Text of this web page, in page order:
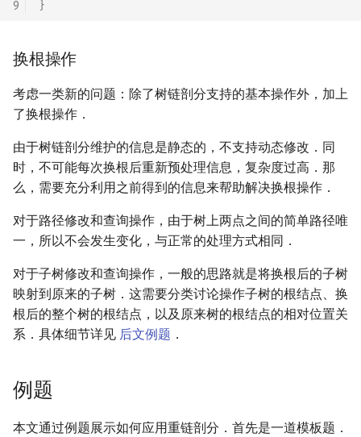
9
}
换根操作
考虑一类新的问题：除了树链剖分支持的基本操作外，加上
了换根操作．
由于树链剖分维护的信息是静态的，不支持动态修改．同
时，不可能每次换根后重新预处理信息，复杂度过高．那
么，需要充分利用之前得到的信息来帮助解决换根操作．
对于路径修改和查询操作，由于树上两点之间的简单路径唯
一，所以不会发生变化，与正常的处理方式相同．
对于子树修改和查询操作，一般的思路就是将换根后的子树
映射到原来的子树．这需要分类讨论操作子树的根结点、换
根后的整个树的根结点，以及原来树的根结点的相对位置关
系．具体细节详见 后文例题 ．
例题
本文通过例题展示如何应用重链剖分．首先是一道模板题．